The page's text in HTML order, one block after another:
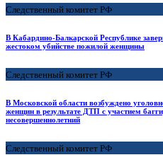
Следственный комитет РФ
В Кабардино-Балкарской Республике
жестоком убийстве пожилой женщины
Следственный комитет РФ
В Московской области возбуждено
женщин в результате ДТП с участием
несовершеннолетний
Следственный комитет РФ